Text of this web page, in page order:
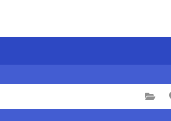
Seleccione la categoría